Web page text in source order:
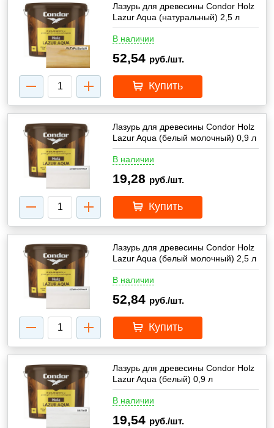
Лазурь для древесины Condor Holz
Lazur Aqua (натуральный) 2,5 л
В наличии
52,54 руб./шт.
Купить
Лазурь для древесины Condor Holz
Lazur Aqua (белый молочный) 0,9 л
В наличии
19,28 руб./шт.
Купить
Лазурь для древесины Condor Holz
Lazur Aqua (белый молочный) 2,5 л
В наличии
52,84 руб./шт.
Купить
Лазурь для древесины Condor Holz
Lazur Aqua (белый) 0,9 л
В наличии
19,54 руб./шт.